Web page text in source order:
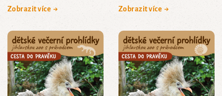
Zobrazit více → Zobrazit více →